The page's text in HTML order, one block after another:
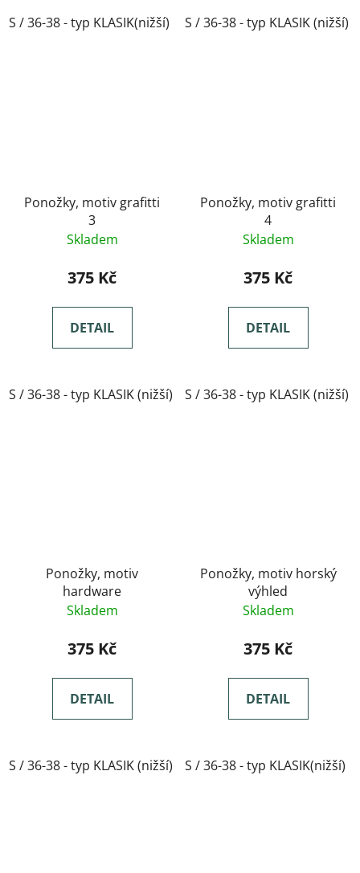
S / 36-38 - typ KLASIK(nižší) M / 39-41- typ KLASIK(nižší)
S / 36-38 - typ KLASIK (nižší)
Ponožky, motiv grafitti
3
Skladem
375 Kč
DETAIL
S / 36-38 - typ KLASIK (nižší) M / 39-41- typ KLASIK(nižší)
Ponožky, motiv grafitti
4
Skladem
375 Kč
DETAIL
S / 36-38 - typ KLASIK (nižší)
Ponožky, motiv
hardware
Skladem
375 Kč
DETAIL
S / 36-38 - typ KLASIK (nižší) M / 39-41- typ KLASIK(nižší)
Ponožky, motiv horský
výhled
Skladem
375 Kč
DETAIL
S / 36-38 - typ KLASIK(nižší)